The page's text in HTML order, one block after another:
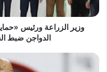
اتحاد
الدواجن
رمضان
وزير الزراعة ورئيس
الدواجن ضبط
منتخب
مصر